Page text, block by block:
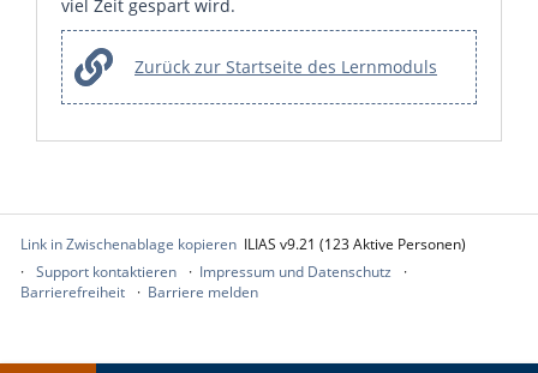
viel Zeit gespart wird.
Zurück zur Startseite des Lernmoduls
Link in Zwischenablage kopieren ILIAS v9.21 (123 Aktive Personen)
Support kontaktieren
Impressum und Datenschutz
Barrierefreiheit
Barriere melden